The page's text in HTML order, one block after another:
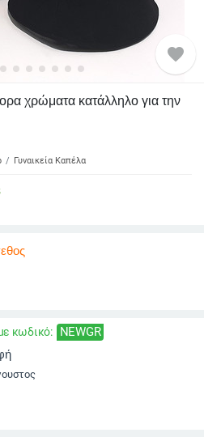
favorite
χρώματα κατάλληλο για την
Γυναικεία Καπέλα
κωδικό: NEWGR